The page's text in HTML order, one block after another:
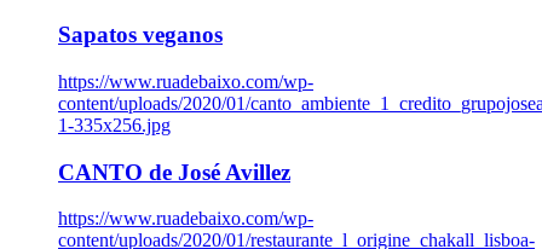
Sapatos veganos
https://www.ruadebaixo.com/wp-
content/uploads/2020/01/
1-335x256.jpg
CANTO de José Avillez
https://www.ruadebaixo.com/wp-
content/uploads/2020/01/restaurante_l_origine_chakall_lisboa-